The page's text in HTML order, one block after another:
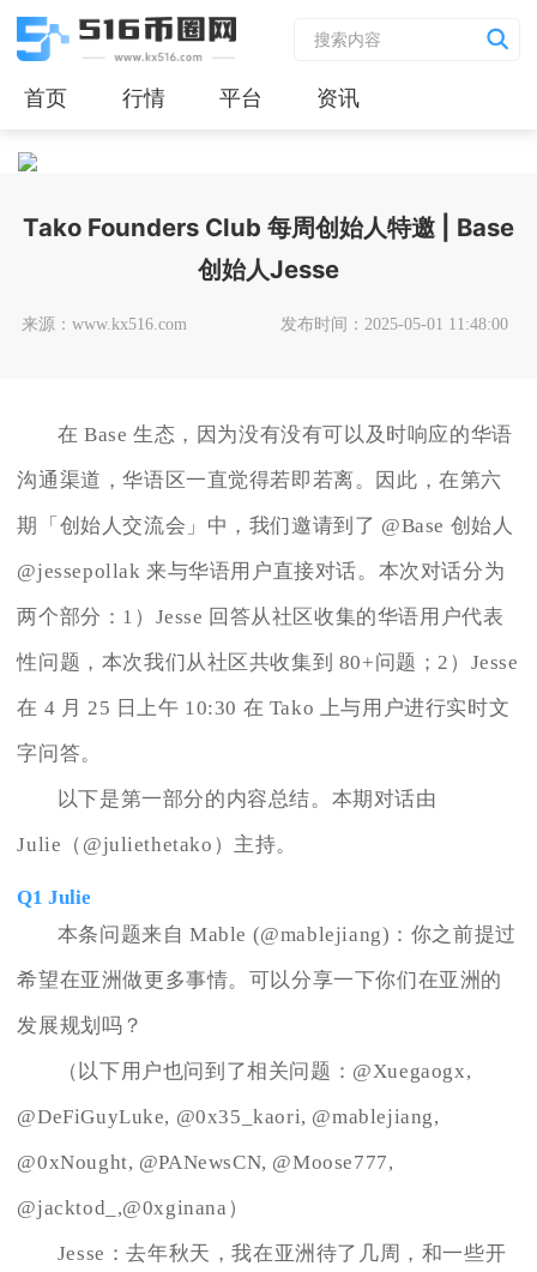
首页 行情 平台 资讯
Tako Founders Club 每周创始人特邀 | Base
创始人Jesse
来源：www.kx516.com 发布时间：2025-05-01 11:48:00
在 Base 生态，因为没有没有可以及时响应的华语
沟通渠道，华语区一直觉得若即若离。因此，在第六
期「创始人交流会」中，我们邀请到了 @Base 创始人
@jessepollak 来与华语用户直接对话。本次对话分为
两个部分：1）Jesse 回答从社区收集的华语用户代表
性问题，本次我们从社区共收集到 80+问题；2）Jesse
在 4 月 25 日上午 10:30 在 Tako 上与用户进行实时文
字问答。
以下是第一部分的内容总结。本期对话由
Julie（@juliethetako）主持。
Q1 Julie
本条问题来自 Mable (@mablejiang)：你之前提过
希望在亚洲做更多事情。可以分享一下你们在亚洲的
发展规划吗？
（以下用户也问到了相关问题：@Xuegaogx,
@DeFiGuyLuke, @0x35_kaori, @mablejiang,
@0xNought, @PANewsCN, @Moose777,
@jacktod_,@0xginana）
Jesse：去年秋天，我在亚洲待了几周，和一些开